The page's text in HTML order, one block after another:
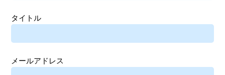
タイトル
メールアドレス